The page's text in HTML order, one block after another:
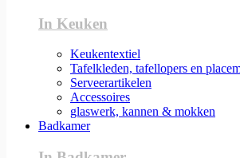
In Keuken
Keukentextiel
Tafelkleden, tafellopers en
Serveerartikelen
Accessoires
glaswerk, kannen & mokken
Badkamer